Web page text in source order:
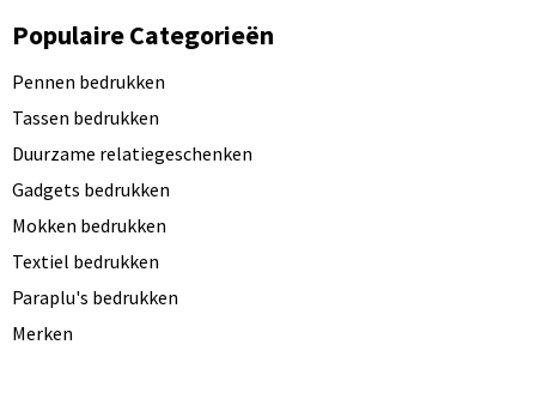
Populaire Categorieën
Pennen bedrukken
Tassen bedrukken
Duurzame relatiegeschenken
Gadgets bedrukken
Mokken bedrukken
Textiel bedrukken
Paraplu's bedrukken
Merken